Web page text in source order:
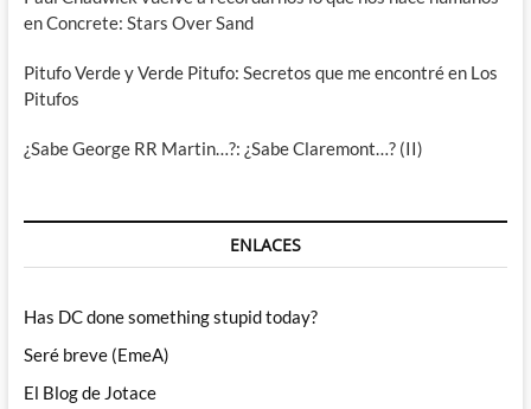
en Concrete: Stars Over Sand
Pitufo Verde y Verde Pitufo: Secretos que me encontré en Los
Pitufos
¿Sabe George RR Martin…?: ¿Sabe Claremont…? (II)
ENLACES
Has DC done something stupid today?
Seré breve (EmeA)
El Blog de Jotace